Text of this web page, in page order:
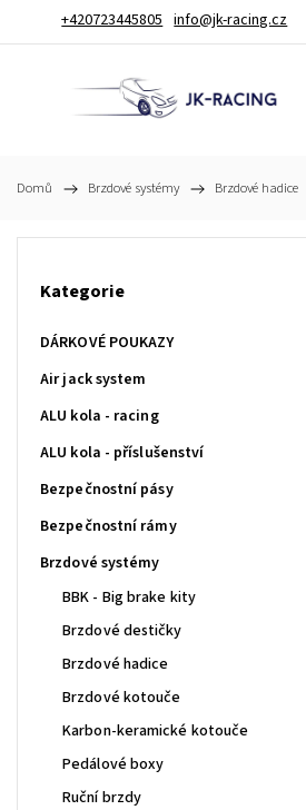
+420723445805 info@jk-racing.cz
Domů / Brzdové systémy / Brzdové hadice
Kategorie
DÁRKOVÉ POUKAZY
Air jack system
ALU kola - racing
ALU kola - příslušenství
Bezpečnostní pásy
Bezpečnostní rámy
Brzdové systémy
BBK - Big brake kity
Brzdové destičky
Brzdové hadice
Brzdové kotouče
Karbon-keramické kotouče
Pedálové boxy
Ruční brzdy